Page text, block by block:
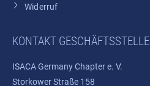
Widerruf
KONTAKT GESCHÄFTSSTELLE
ISACA Germany Chapter e. V.
Storkower Straße 158